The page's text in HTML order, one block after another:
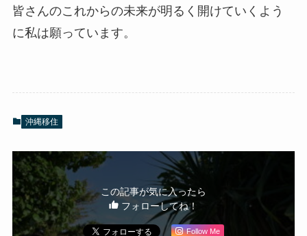
皆さんのこれからの未来が明るく開けていくよう
に私は願っています。
沖縄移住
この記事が気に入ったら
フォローしてね！
Follow Me